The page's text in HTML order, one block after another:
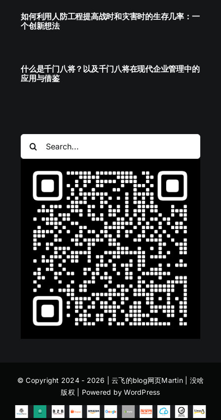
如何利用人防工程提高战时和灾害时的生存几率：一
个创新想法
什么是千门八将？以及千门八将在现代企业管理中的
应用与借鉴
索：
© Copyright 2024 - 2026 | 云飞的blog网页Martin| 没啥
版权 | Powered byWordPress